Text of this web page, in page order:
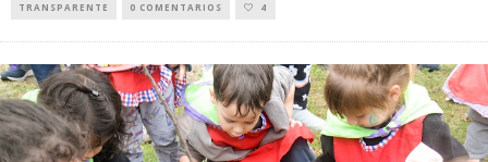
TRANSPARENTE 0 COMENTARIOS 4